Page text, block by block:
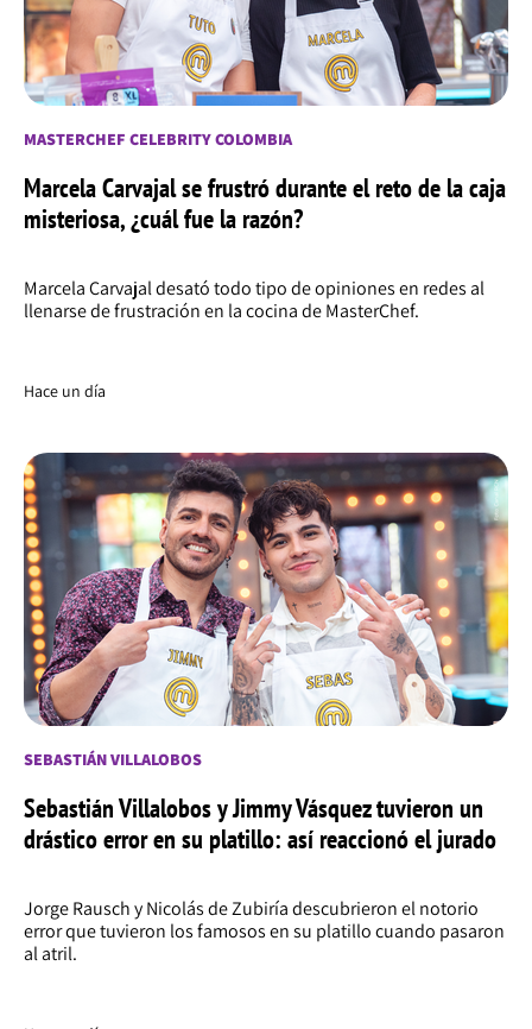
MASTERCHEF CELEBRITY COLOMBIA
Marcela Carvajal se frustró durante el reto de la caja
misteriosa, ¿cuál fue la razón?
Marcela Carvajal desató todo tipo de opiniones en redes al
llenarse de frustración en la cocina de MasterChef.
Hace un día
SEBASTIÁN VILLALOBOS
Sebastián Villalobos y Jimmy Vásquez tuvieron un
drástico error en su platillo: así reaccionó el jurado
Jorge Rausch y Nicolás de Zubiría descubrieron el notorio
error que tuvieron los famosos en su platillo cuando pasaron
al atril.